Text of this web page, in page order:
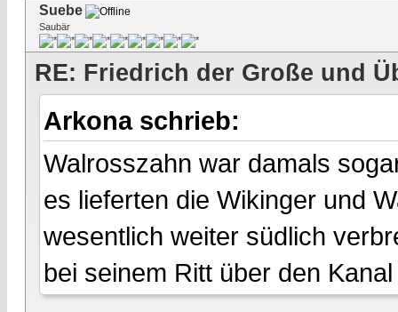
Suebe
Saubär
RE: Friedrich der Große und
Arkona schrieb:
Walrosszahn war damals
es lieferten die Wikinger und
wesentlich weiter südlich
bei seinem Ritt über den